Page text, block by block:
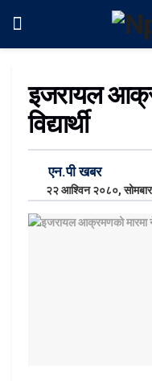
इजरायल
विद्यार्थी
एन.पी खबर
२२ आश्विन २०८०,